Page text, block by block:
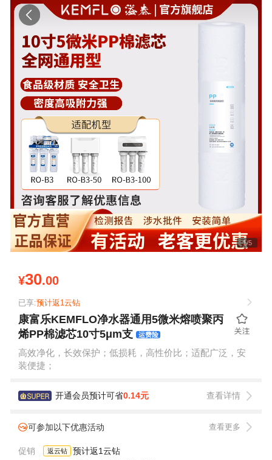
1/5
¥30.00
已享:预计返1云钻
康富乐KEMFLO净水器通用5微米熔喷聚丙
烯PP棉滤芯10寸5μm支 运费险
高效净化，长效保护；低损耗，高性价比；适配广泛，安
装便捷；
开通会员预计可省0.14元 查看详情
可参加以下优惠活动 查看更多
促销 返云钻 预计返1云钻